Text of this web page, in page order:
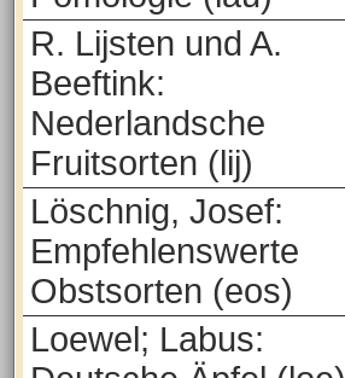
R. Lijsten und A.
Beeftink:
Nederlandsche
Fruitsorten (lij)
Löschnig, Josef:
Empfehlenswerte
Obstsorten (eos)
Loewel; Labus: